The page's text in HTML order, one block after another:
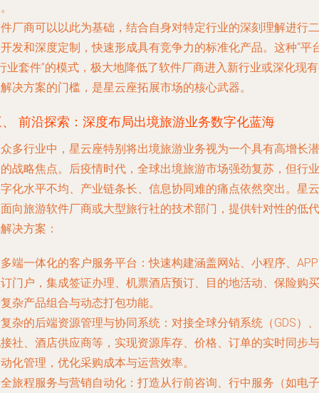
厂商可以以此为基础，结合自身对特定行业的深刻理解进行二
发和深度定制，快速形成具有竞争力的标准化产品。这种“平
业套件”的模式，极大地降低了软件厂商进入新行业或深化现
决方案的门槛，是星云座拓展市场的核心武器。
前沿探索：深度布局出境旅游业务数字化蓝海
多行业中，星云座特别将出境旅游业务视为一个具有高增长潜
战略焦点。后疫情时代，全球出境旅游市场强劲复苏，但行业
化水平不均、产业链条长、信息协同难的痛点依然突出。星云
向旅游软件厂商或大型旅行社的技术部门，提供针对性的低代
决方案：
多端一体化的客户服务平台 ：快速构建涵盖网站、小程序、
门户，集成签证办理、机票酒店预订、目的地活动、保险购买
杂产品组合与动态打包功能。
复杂的后端资源管理与协同系统 ：对接全球分销系统（GDS）、
社、酒店供应商等，实现资源库存、价格、订单的实时同步与
化管理，优化采购成本与运营效率。
全旅程服务与营销自动化 ：打造从行前咨询、行中服务（如电子